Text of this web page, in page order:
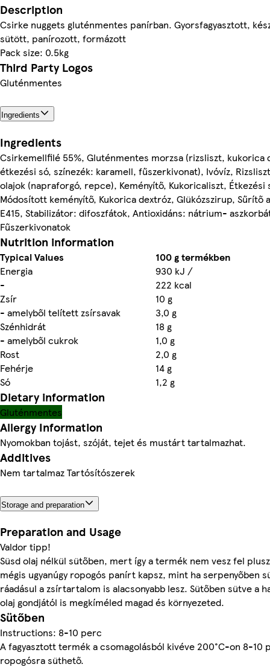
Description
Csirke nuggets gluténmentes panírban. Gyorsfagyasztott,
sütött, panírozott, formázott
Pack size: 0.5kg
Third Party Logos
Gluténmentes
Ingredients
Ingredients
Csirkemellfilé 55%, Gluténmentes morzsa (rizsliszt, kukorica
étkezési só, színezék: karamell, fűszerkivonat), Ivóvíz,
olajok (napraforgó, repce), Keményítő, Kukoricaliszt, Étkezési
Módosított keményítő, Kukorica dextróz, Glükózszirup, Sűrítő
E415, Stabilizátor: difoszfátok, Antioxidáns: nátrium-
Fűszerkivonatok
Nutrition information
Typical Values
100 g termékben
Energia
930 kJ /
-
222 kcal
Zsír
10 g
- amelyből telített zsírsavak
3,0 g
Szénhidrát
18 g
- amelyből cukrok
1,0 g
Rost
2,0 g
Fehérje
14 g
Só
1,2 g
Dietary information
Gluténmentes
Allergy Information
Nyomokban tojást, szóját, tejet és mustárt tartalmazhat.
Additives
Nem tartalmaz Tartósítószerek
Storage and preparation
Preparation and Usage
Valdor tipp!
Süsd olaj nélkül sütőben, mert így a termék nem vesz fel
mégis ugyanúgy ropogós panírt kapsz, mint ha serpenyőben
ráadásul a zsírtartalom is alacsonyabb lesz. Sütőben sütve a
olaj gondjától is megkíméled magad és környezeted.
Sütőben
Instructions: 8-10 perc
A fagyasztott termék a csomagolásból kivéve 200°C-on 8-10
ropogósra süthető.